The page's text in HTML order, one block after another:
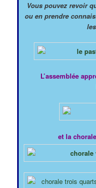
Vous pouvez revoir
ou en prendre
L’assemblée
et la